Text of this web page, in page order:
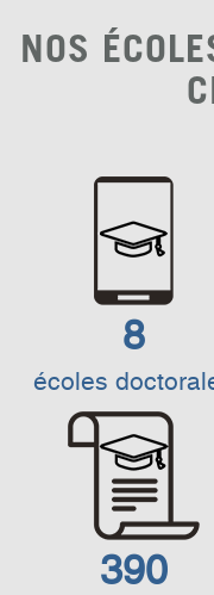
NOS
8
écoles
390